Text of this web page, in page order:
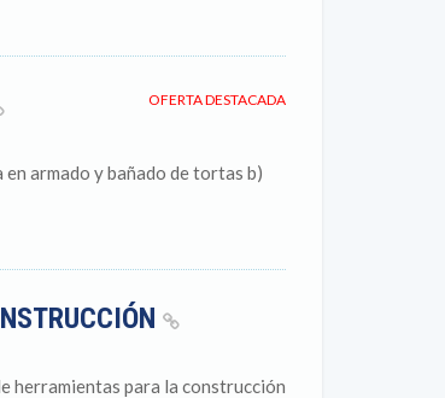
OFERTA DESTACADA
armado y bañado de tortas b)
herramientas para la construcción